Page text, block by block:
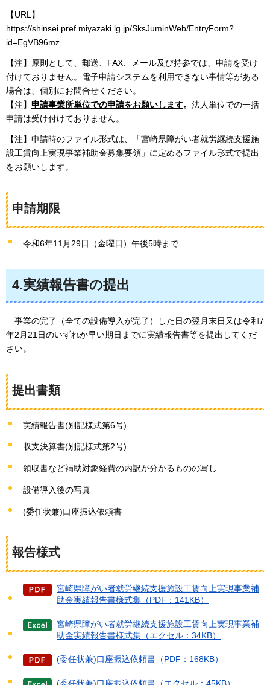
【URL】
https://shinsei.pref.miyazaki.lg.jp/SksJuminWeb/EntryForm?
id=EgVB96mz
【注】原則として、郵送、FAX、メール及び持参では、申請を受け
付けておりません。電子申請システムを利用できない事情等がある
場合は、個別にお問合せください。
【注】 申請事業所単位での申請をお願いします。 法人単位での一括
申請は受け付けておりません。
【注】申請時のファイル形式は、「宮崎県障がい者就労継続支援施
設工賃向上実現事業補助金募集要領」に定めるファイル形式で提出
をお願いします。
申請期限
令和6年11月29日（金曜日）午後5時まで
4.実績報告書の提出
事業の完了（全ての設備導入が完了）した日の翌月末日又は令和7
年2月21日のいずれか早い期日までに実績報告書等を提出してくだ
さい。
提出書類
実績報告書(別記様式第6号)
収支決算書(別記様式第2号)
領収書など補助対象経費の内訳が分かるものの写し
設備導入後の写真
(委任状兼)口座振込依頼書
報告様式
宮崎県障がい者就労継続支援施設工賃向上実現事業補
助金実績報告書様式集（PDF：141KB）
宮崎県障がい者就労継続支援施設工賃向上実現事業補
助金実績報告書様式集（エクセル：34KB）
(委任状兼)口座振込依頼書（PDF：168KB）